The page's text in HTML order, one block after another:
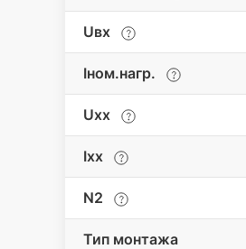
Uвх
Iном.нагр.
Uхх
Iхх
N2
Тип монтажа